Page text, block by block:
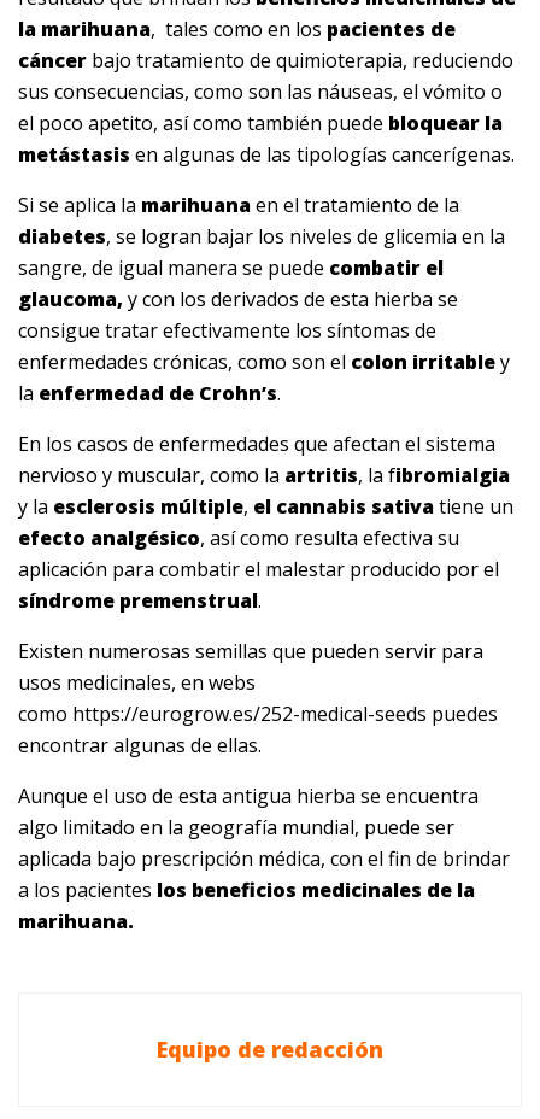
la marihuana, tales como en los pacientes de
cáncer bajo tratamiento de quimioterapia, reduciendo
sus consecuencias, como son las náuseas, el vómito o
el poco apetito, así como también puede bloquear la
metástasis en algunas de las tipologías cancerígenas.
Si se aplica la marihuanaen el tratamiento de la
diabetes, se logran bajar los niveles de glicemia en la
sangre, de igual manera se puede combatir el
glaucoma, y con los derivados de esta hierba se
consigue tratar efectivamente los síntomas de
enfermedades crónicas, como son el colon irritabley
la enfermedad de Crohn’s.
En los casos de enfermedades que afectan el sistema
nervioso y muscular, como la artritis, la fibromialgia
y la esclerosis múltiple, el cannabis sativatiene un
efecto analgésico, así como resulta efectiva su
aplicación para combatir el malestar producido por el
síndrome premenstrual.
Existen numerosas semillas que pueden servir para
usos medicinales, en webs
como https://eurogrow.es/252-medical-seeds puedes
encontrar algunas de ellas.
Aunque el uso de esta antigua hierba se encuentra
algo limitado en la geografía mundial, puede ser
aplicada bajo prescripción médica, con el fin de brindar
a los pacientes los beneficios medicinales de la
marihuana.
Equipo de redacción